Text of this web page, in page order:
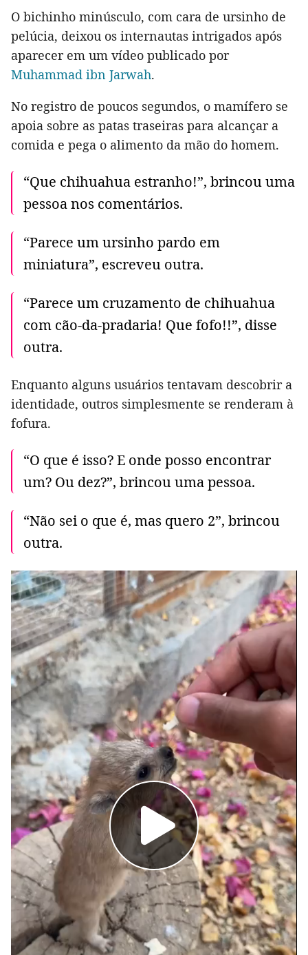
O bichinho minúsculo, com cara de ursinho de
pelúcia, deixou os internautas intrigados após
aparecer em um vídeo publicado por
Muhammad ibn Jarwah.
No registro de poucos segundos, o mamífero se
apoia sobre as patas traseiras para alcançar a
comida e pega o alimento da mão do homem.
“Que chihuahua estranho!”, brincou uma
pessoa nos comentários.
“Parece um ursinho pardo em
miniatura”, escreveu outra.
“Parece um cruzamento de chihuahua
com cão-da-pradaria! Que fofo!!”, disse
outra.
Enquanto alguns usuários tentavam descobrir a
identidade, outros simplesmente se renderam à
fofura.
“O que é isso? E onde posso encontrar
um? Ou dez?”, brincou uma pessoa.
“Não sei o que é, mas quero 2”, brincou
outra.